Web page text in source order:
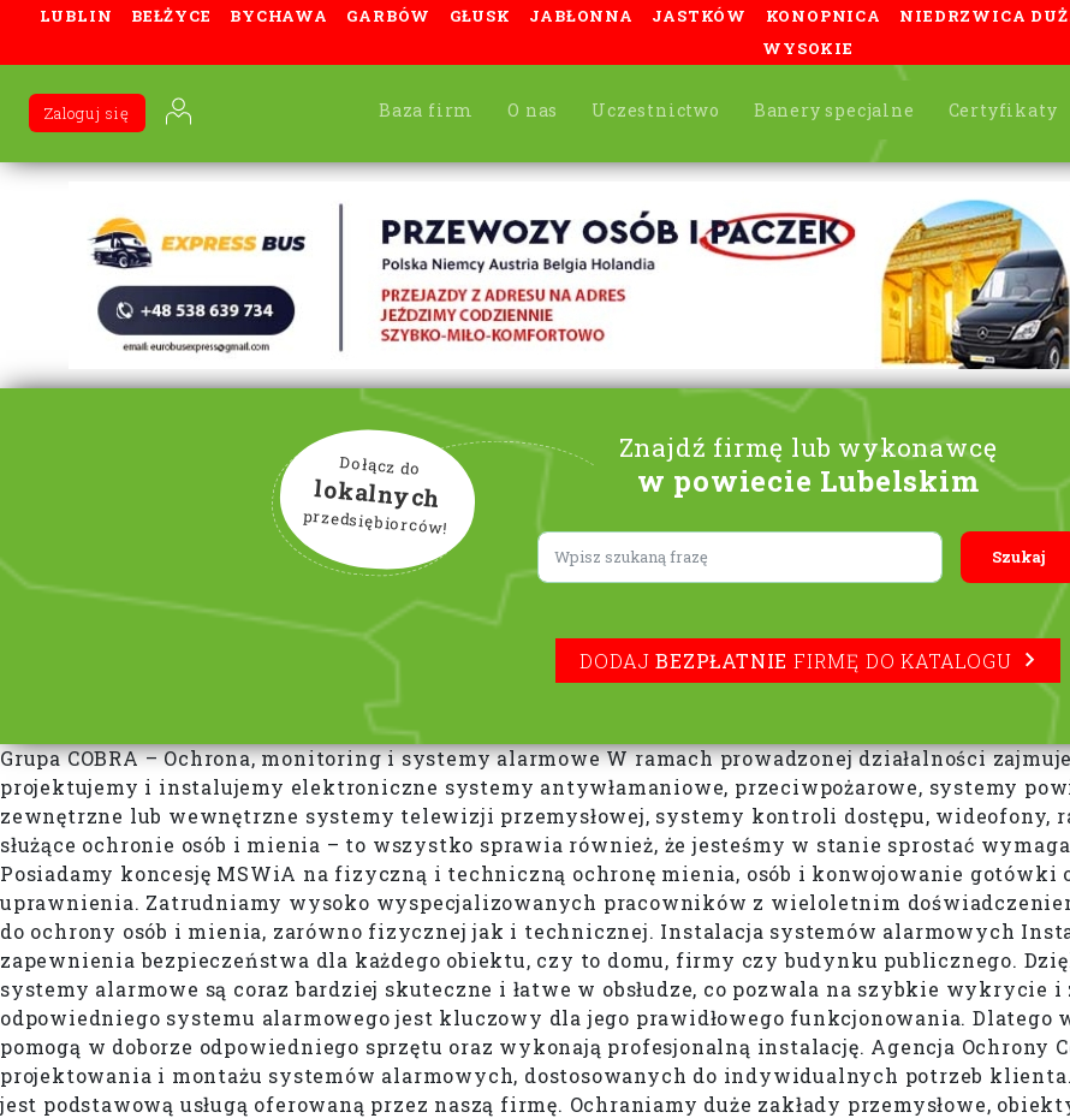
LUBLIN BEŁŻYCE BYCHAWA GARBÓW GŁUSK JABŁONNA JASTKÓW KONOPNICA NIEDRZWICA
WYSOKIE
Baza firm O nas Uczestnictwo Banery specjalne Certyfikaty
Zaloguj się
Znajdź firmę lub wykonawcę
w powiecie Lubelskim
Dołącz do
lokalnych
przedsiębiorców!
Lorem ipsum
DODAJBEZPŁATNIE FIRMĘ DO KATALOGU
Grupa COBRA – Ochrona, monitoring i systemy alarmowe W ramach prowadzonej działalności
projektujemy i instalujemy elektroniczne systemy antywłamaniowe, przeciwpożarowe, systemy
zewnętrzne lub wewnętrzne systemy telewizji przemysłowej, systemy kontroli dostępu, wideofony,
służące ochronie osób i mienia – to wszystko sprawia również, że jesteśmy w stanie sprostać
Posiadamy koncesję MSWiA na fizyczną i techniczną ochronę mienia, osób i konwojowanie
uprawnienia. Zatrudniamy wysoko wyspecjalizowanych pracowników z wieloletnim
do ochrony osób i mienia, zarówno fizycznej jak i technicznej. Instalacja systemów alarmowych
zapewnienia bezpieczeństwa dla każdego obiektu, czy to domu, firmy czy budynku publicznego.
systemy alarmowe są coraz bardziej skuteczne i łatwe w obsłudze, co pozwala na szybkie wykrycie
odpowiedniego systemu alarmowego jest kluczowy dla jego prawidłowego funkcjonowania. Dlatego
pomogą w doborze odpowiedniego sprzętu oraz wykonają profesjonalną instalację. Agencja Ochrony
projektowania i montażu systemów alarmowych, dostosowanych do indywidualnych potrzeb
jest podstawową usługą oferowaną przez naszą firmę. Ochraniamy duże zakłady przemysłowe,